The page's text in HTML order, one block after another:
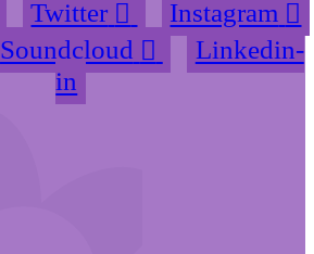
Twitter
Instagram
Soundcloud
Linkedin-
in